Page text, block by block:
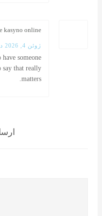
kasyno online
ژوئن 4, 2026 در 2:46 ب.ظ
someone
that really
matters.